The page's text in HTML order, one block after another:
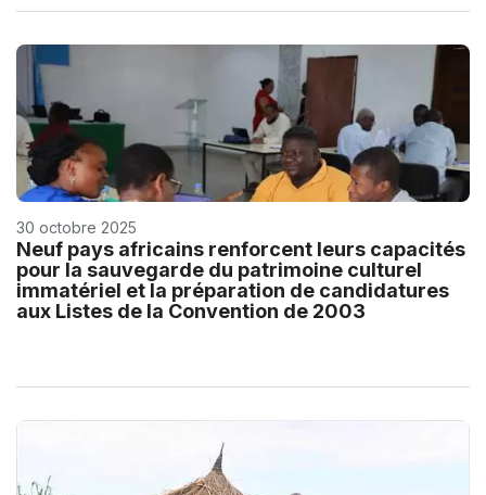
30 octobre 2025
Neuf pays africains renforcent leurs capacités
pour la sauvegarde du patrimoine culturel
immatériel et la préparation de candidatures
aux Listes de la Convention de 2003